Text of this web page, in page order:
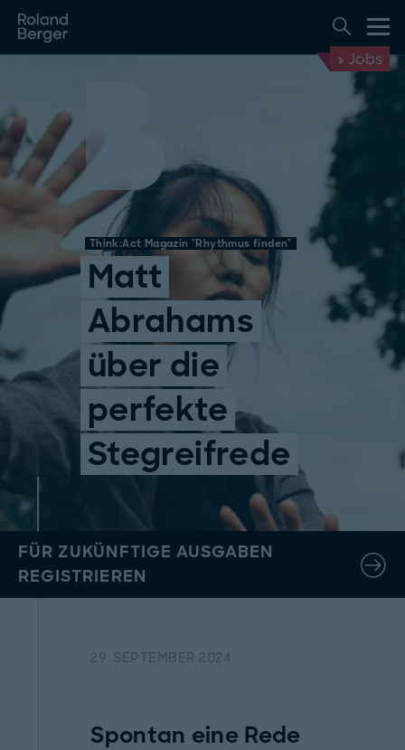
Jobs
Think:Act Magazin "Rhythmus finden"
Matt
Abrahams
über die
perfekte
Stegreifrede
FÜR ZUKÜNFTIGE AUSGABEN
REGISTRIEREN
29. SEPTEMBER 2024
Spontan eine Rede